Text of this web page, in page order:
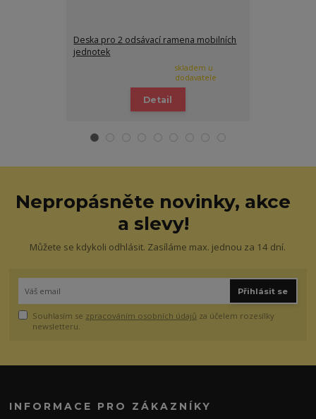
Deska pro 2 odsávací ramena mobilních
jednotek
skladem u
dodavatele
Detail
Nepropásněte novinky, akce
a slevy!
Můžete se kdykoli odhlásit. Zasíláme max. jednou za 14 dní.
Přihlásit se
Souhlasím se zpracováním osobních údajů za účelem rozesílky
newsletteru.
INFORMACE PRO ZÁKAZNÍKY